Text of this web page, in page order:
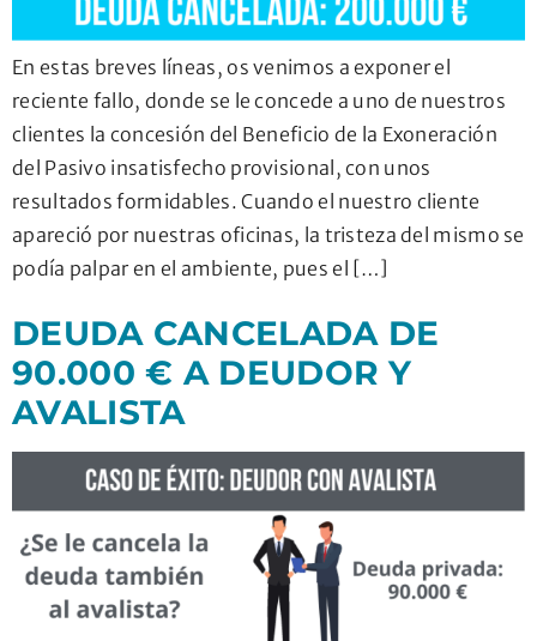
En estas breves líneas, os venimos a exponer el
reciente fallo, donde se le concede a uno de nuestros
clientes la concesión del Beneficio de la Exoneración
del Pasivo insatisfecho provisional, con unos
resultados formidables. Cuando el nuestro cliente
apareció por nuestras oficinas, la tristeza del mismo se
podía palpar en el ambiente, pues el […]
DEUDA CANCELADA DE
90.000 € A DEUDOR Y
AVALISTA